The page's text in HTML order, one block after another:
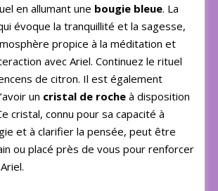
en allumant une bougie bleue. La
évoque la tranquillité et la sagesse,
propice à la méditation et
avec Ariel. Continuez le rituel
de citron. Il est également
un cristal de roche à disposition
cristal, connu pour sa capacité à
et à clarifier la pensée, peut être
ou placé près de vous pour renforcer